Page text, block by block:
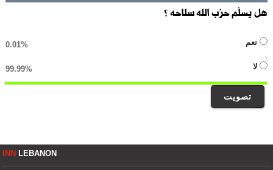
هل يسلّم حزب الله سلاحه ؟
نعم 0.01%
لا 99.99%
تصويت
INNLEBANON